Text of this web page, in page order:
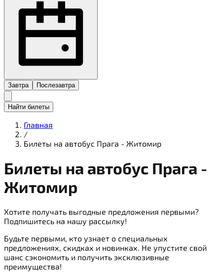
Завтра Послезавтра
Найти билеты
Главная
/
Билеты на автобус Прага - Житомир
Билеты на автобус Прага -
Житомир
Хотите получать выгодные предложения первыми?
Подпишитесь на нашу рассылку!
Будьте первыми, кто узнает о специальных
предложениях, скидках и новинках. Не упустите свой
шанс сэкономить и получить эксклюзивные
преимущества!